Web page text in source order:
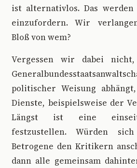
ist alternativlos. Das
einzufordern. Wir
Bloß von wem?
Vergessen wir dabei
politischer Weisung
Dienste, beispielsweise der
Längst ist eine
festzustellen. Würden
Betrogene den Kritikern
dann alle gemeinsam